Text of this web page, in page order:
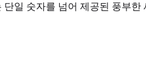
일 숫자를 넘어 제공된 풍부한